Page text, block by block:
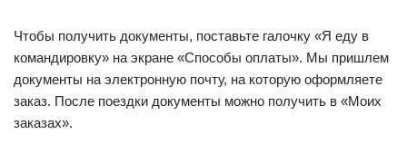
Чтобы получить документы, поставьте галочку «Я еду в
командировку» на экране «Способы оплаты». Мы пришлем
документы на электронную почту, на которую оформляете
заказ. После поездки документы можно получить в «Моих
заказах».